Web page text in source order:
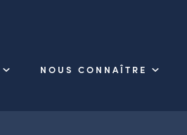
NOUS CONNAÎTRE